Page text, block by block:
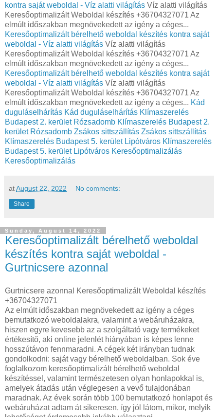
kontra saját weboldal - Víz alatti világítás Víz alatti világítás
Keresőoptimalizált Weboldal készítés +36704327071 Az
elmúlt időszakban megnövekedett az igény a céges...
Keresőoptimalizált bérelhető weboldal készítés kontra saját
weboldal - Víz alatti világítás Víz alatti világítás
Keresőoptimalizált Weboldal készítés +36704327071 Az
elmúlt időszakban megnövekedett az igény a céges...
Keresőoptimalizált bérelhető weboldal készítés kontra saját
weboldal - Víz alatti világítás Víz alatti világítás
Keresőoptimalizált Weboldal készítés +36704327071 Az
elmúlt időszakban megnövekedett az igény a céges... Kád
duguláselhárítás Kád duguláselhárítás Klímaszerelés
Budapest 2. kerület Rózsadomb Klímaszerelés Budapest 2.
kerület Rózsadomb Zsákos sittszállítás Zsákos sittszállítás
Klímaszerelés Budapest 5. kerület Lipótváros Klímaszerelés
Budapest 5. kerület Lipótváros Keresőoptimalizálás
Keresőoptimalizálás
atAugust 22, 2022 No comments:
Share
Sunday, August 14, 2022
Keresőoptimalizált bérelhető weboldal
készítés kontra saját weboldal -
Gurtnicsere azonnal
Gurtnicsere azonnal Keresőoptimalizált Weboldal készítés
+36704327071
Az elmúlt időszakban megnövekedett az igény a céges
bemutatkozó weboldalakra, valamint a webáruházakra,
hiszen egyre kevesebb az a szolgáltató vagy termékeket
értékesítő, aki online jelenlét hiányában is képes lenne
hosszútávon fennmaradni. A cégek két irányban tudnak
gondolkodni: saját vagy bérelhető weboldalban. Sok éve
foglalkozom keresőoptimalizált bérelhető weboldal
készítéssel, valamint természetesen olyan honlapokkal is,
amelyek átadás után véglegesen a vevő tulajdonában
maradnak. Az évek során több 100 bemutatkozó honlapot és
webáruházat adtam át sikeresen, így jól látom, mikor, melyik